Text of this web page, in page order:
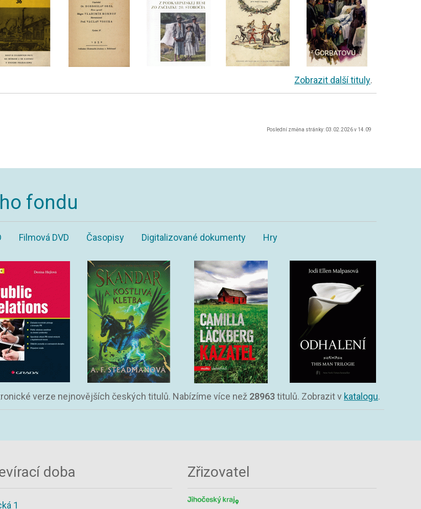
Zobrazit další tituly.
Poslední změna stránky: 03.02.2026 v 14.09
fondu
Filmová DVD Časopisy Digitalizované dokumenty Hry
verze nejnovějších českých titulů. Nabízíme více než 28963titulů. Zobrazit v katalogu.
doba
1
Zřizovatel